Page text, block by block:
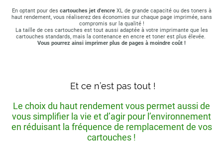
En optant pour des cartouches jet d'encreXL de grande capacité ou des toners à
haut rendement, vous réaliserez des économies sur chaque page imprimée, sans
compromis sur la qualité !
La taille de ces cartouches est tout aussi adaptée à votre imprimante que les
cartouches standards, mais la contenance en encre et toner est plus élevée.
Vous pourrez ainsi imprimer plus de pages à moindre coût !
Et ce n’est pas tout !
Le choix du haut rendement vous permet aussi de
vous simplifier la vie et d’agir pour l’environnement
en réduisant la fréquence de remplacement de vos
cartouches !